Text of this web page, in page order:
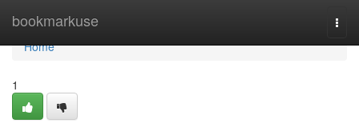
bookmarkuse
Home
Home
1